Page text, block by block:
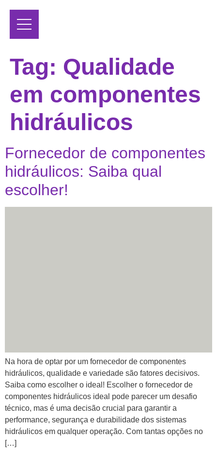
Tag: Qualidade
em componentes
hidráulicos
Fornecedor de componentes
hidráulicos: Saiba qual
escolher!
Na hora de optar por um fornecedor de componentes
hidráulicos, qualidade e variedade são fatores decisivos.
Saiba como escolher o ideal! Escolher o fornecedor de
componentes hidráulicos ideal pode parecer um desafio
técnico, mas é uma decisão crucial para garantir a
performance, segurança e durabilidade dos sistemas
hidráulicos em qualquer operação. Com tantas opções no
[…]